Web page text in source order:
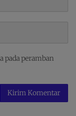
pada peramban